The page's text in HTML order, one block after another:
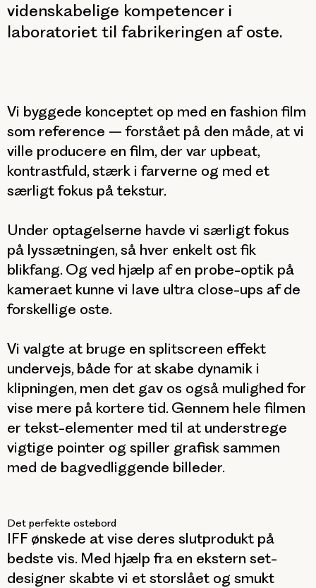
videnskabelige kompetencer i
laboratoriet til fabrikeringen af oste.
Vi byggede konceptet op med en fashion film
som reference – forstået på den måde, at vi
ville producere en film, der var upbeat,
kontrastfuld, stærk i farverne og med et
særligt fokus på tekstur.
Under optagelserne havde vi særligt fokus
på lyssætningen, så hver enkelt ost fik
blikfang. Og ved hjælp af en probe-optik på
kameraet kunne vi lave ultra close-ups af de
forskellige oste.
Vi valgte at bruge en splitscreen effekt
undervejs, både for at skabe dynamik i
klipningen, men det gav os også mulighed for
vise mere på kortere tid. Gennem hele filmen
er tekst-elementer med til at understrege
vigtige pointer og spiller grafisk sammen
med de bagvedliggende billeder.
Det perfekte ostebord
IFF ønskede at vise deres slutprodukt på
bedste vis. Med hjælp fra en ekstern set-
designer skabte vi et storslået og smukt